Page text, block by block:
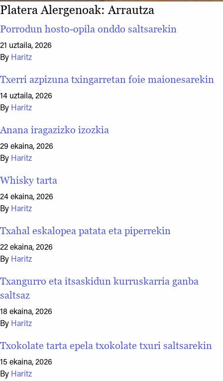
Platera Alergenoak: Arrautza
Porrodun hosto-opila onddo saltsarekin
21 uztaila, 2026
By Haritz
Txerri azpizuna txingarretan foie maionesarekin
14 uztaila, 2026
By Haritz
Anana iragazizko izozkia
29 ekaina, 2026
By Haritz
Whisky tarta
24 ekaina, 2026
By Haritz
Txahal eskalopea patata eta piperrekin
22 ekaina, 2026
By Haritz
Txangurro eta itsaskidun kurruskarria ganba
saltsaz
18 ekaina, 2026
By Haritz
Txokolate tarta epela txokolate txuri saltsarekin
15 ekaina, 2026
By Haritz